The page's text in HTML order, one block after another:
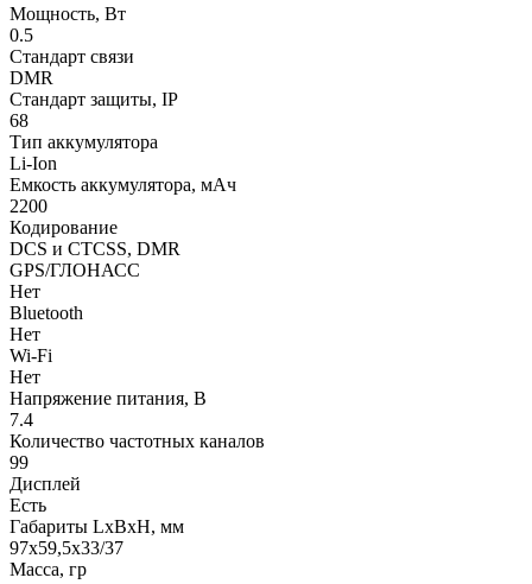
Мощность, Вт
0.5
Стандарт связи
DMR
Стандарт защиты, IP
68
Тип аккумулятора
Li-Ion
Емкость аккумулятора, мАч
2200
Кодирование
DCS и CTCSS, DMR
GPS/ГЛОНАСС
Нет
Bluetooth
Нет
Wi-Fi
Нет
Напряжение питания, В
7.4
Количество частотных каналов
99
Дисплей
Есть
Габариты LхBхН, мм
97х59,5х33/37
Масса, гр